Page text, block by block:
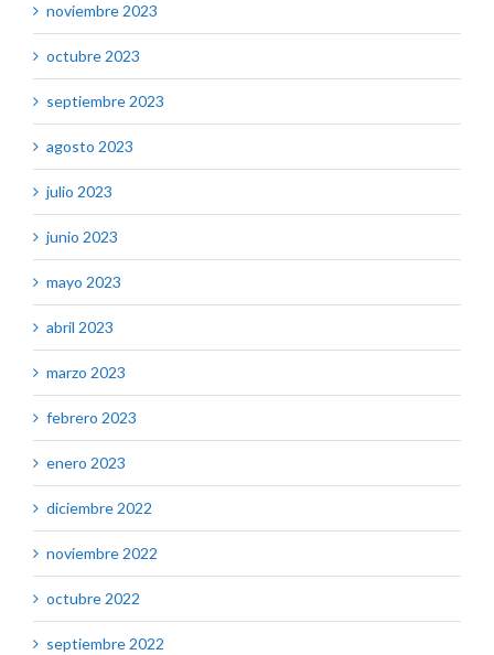
noviembre 2023
octubre 2023
septiembre 2023
agosto 2023
julio 2023
junio 2023
mayo 2023
abril 2023
marzo 2023
febrero 2023
enero 2023
diciembre 2022
noviembre 2022
octubre 2022
septiembre 2022